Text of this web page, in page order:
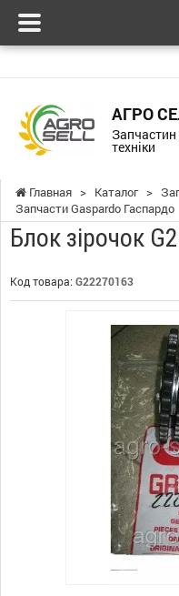
АГРО
Запчастин
техніки
Главная > Каталог >
Запчасти Gaspardo Гаспардо
Блок зірочок
Код товара: G22270163